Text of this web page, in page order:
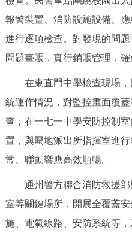
政務服務
個人服務 法
便民服務 利
仲介服務 陽
政民互動
報警裝置、消防設施設備、
進行逐項檢查。對發現的問
問題臺賬，實行銷賬管理，確
在東直門中學檢查現場
統運作情況，對監控畫面覆
查；在一七一中學安防控制
置，與屬地派出所指揮室進
常、聯動響應高效順暢。
通州警方聯合消防救援
室等關鍵場所，開展全覆蓋
施、電氣線路、安防系統等